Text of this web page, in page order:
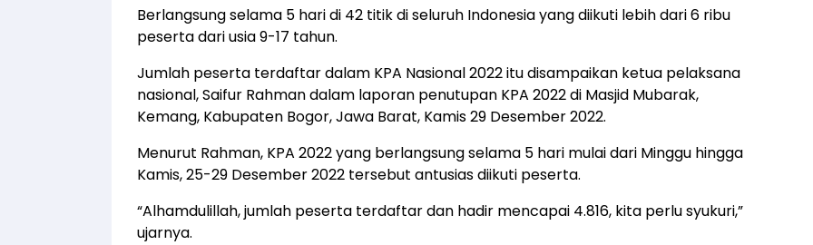
Berlangsung selama 5 hari di 42 titik di seluruh Indonesia yang diikuti lebih dari 6 ribu
peserta dari usia 9-17 tahun.
Jumlah peserta terdaftar dalam KPA Nasional 2022 itu disampaikan ketua pelaksana
nasional, Saifur Rahman dalam laporan penutupan KPA 2022 di Masjid Mubarak,
Kemang, Kabupaten Bogor, Jawa Barat, Kamis 29 Desember 2022.
Menurut Rahman, KPA 2022 yang berlangsung selama 5 hari mulai dari Minggu hingga
Kamis, 25-29 Desember 2022 tersebut antusias diikuti peserta.
“Alhamdulillah, jumlah peserta terdaftar dan hadir mencapai 4.816, kita perlu syukuri,”
ujarnya.